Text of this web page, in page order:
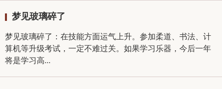
梦见玻璃碎了
梦见玻璃碎了：在技能方面运气上升。参加柔道、书法、计
算机等升级考试，一定不难过关。如果学习乐器，今后一年
将是学习高...